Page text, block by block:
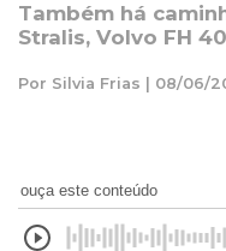
Também há
Stralis, Volvo FH
Por Silvia Frias | 08/06/
ouça este conteúdo